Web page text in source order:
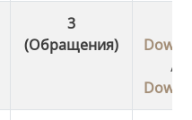
3
(Обращения)
/